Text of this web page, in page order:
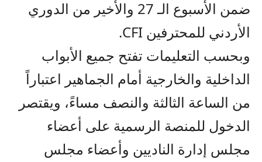
ضمن الأسبوع الـ 27 والأخير من الدوري
الأردني للمحترفين CFI.
وبحسب التعليمات تفتح جميع الأبواب
الداخلية والخارجية أمام الجماهير اعتباراً
من الساعة الثالثة والنصف مساءً، ويقتصر
الدخول للمنصة الرسمية على أعضاء
مجلس إدارة الناديين وأعضاء مجلس